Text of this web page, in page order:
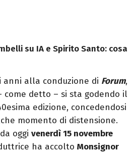
su IA e Spirito Santo: cosa
anni alla conduzione di Forum,
come detto – si sta godendo il
edizione, concedendosi
momento di distensione.
oggi venerdì 15 novembre
ha accolto Monsignor